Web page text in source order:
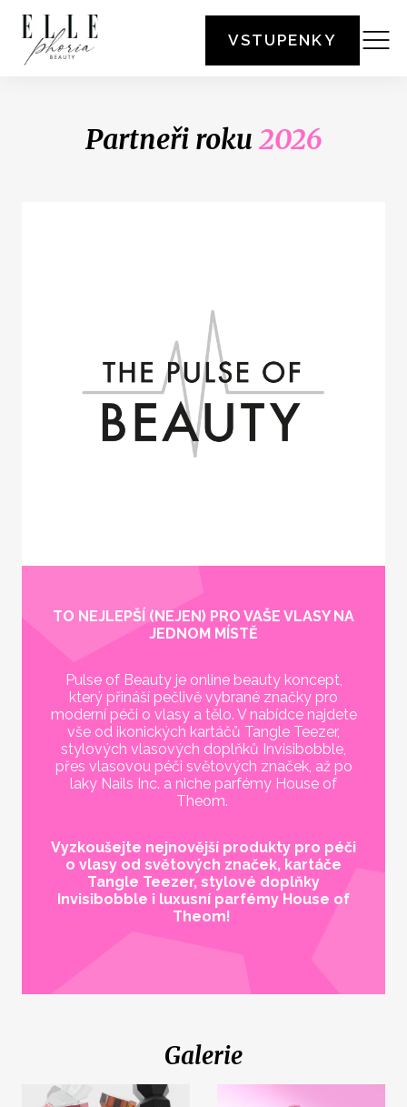
VSTUPENKY
Partneři roku 2026
TO NEJLEPŠÍ (NEJEN) PRO VAŠE VLASY NA
JEDNOM MÍSTĚ
Pulse of Beauty je online beauty koncept,
který přináší pečlivě vybrané značky pro
moderní péči o vlasy a tělo. V nabídce najdete
vše od ikonických kartáčů Tangle Teezer,
stylových vlasových doplňků Invisibobble,
přes vlasovou péči světových značek, až po
laky Nails Inc. a niche parfémy House of
Theom.
Vyzkoušejte nejnovější produkty pro péči
o vlasy od světových značek, kartáče
Tangle Teezer, stylové doplňky
Invisibobble i luxusní parfémy House of
Theom!
Galerie